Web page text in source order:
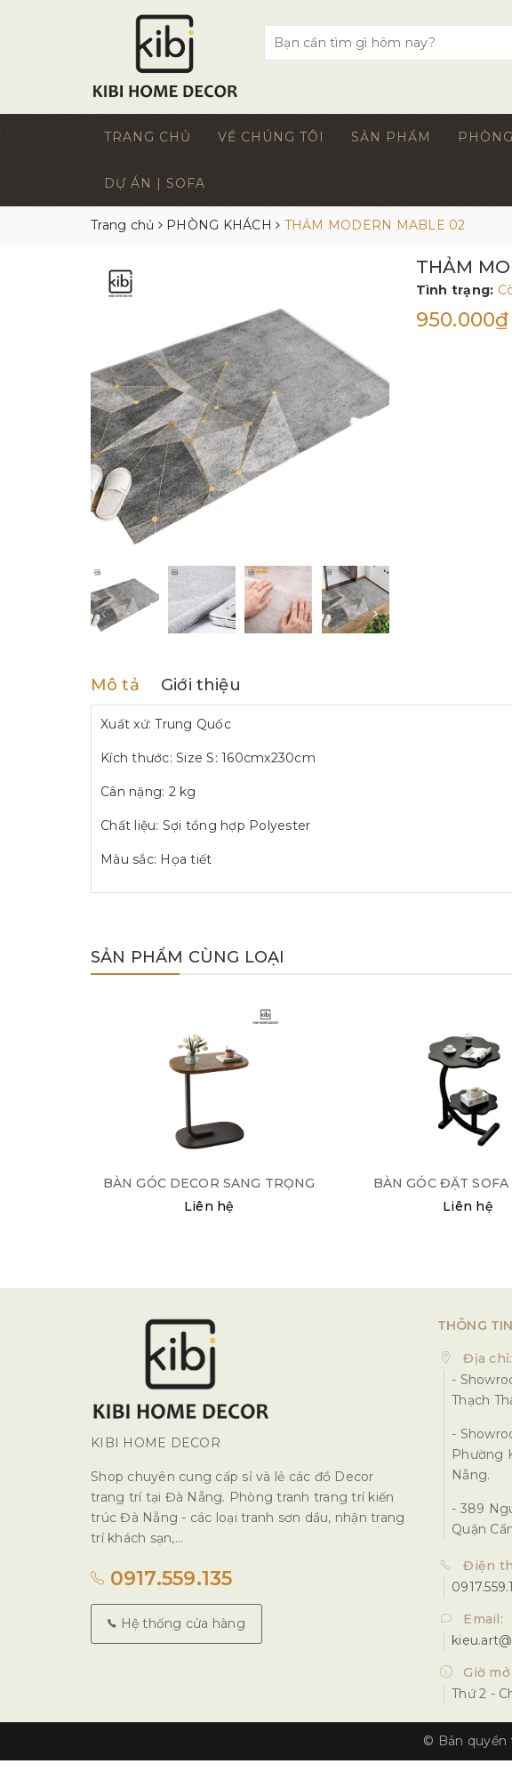
TRANG CHỦ VỀ CHÚNG TÔI SẢN PHẨM
DỰ ÁN | SOFA
Trang chủ PHÒNG KHÁCH THẢM MODERN MABLE 02
THẢM
Tình trạng:
950.000₫
Mô tả Giới thiệu
Xuất xứ: Trung Quốc
Kích thước: Size S: 160cmx230cm
Cân nặng: 2 kg
Chất liệu: Sợi tổng hợp Polyester
Màu sắc: Họa tiết
SẢN PHẨM CÙNG LOẠI
BÀN GÓC DECOR SANG TRỌNG
Liên hệ
BÀN GÓC ĐẶT SOFA
Liên hệ
KIBI HOME DECOR
Shop chuyên cung cấp sỉ và lẻ các đồ Decor
trang trí tại Đà Nẵng. Phòng tranh trang trí kiến
trúc Đà Nẵng - các loại tranh sơn dầu, nhận trang
trí khách sạn,...
0917.559.135
Hệ thống cửa hàng
THÔNG
Địa chỉ:
-
Thạch
-
Phường
Nẵng.
- 389
Quận
Điện
Email:
Giờ mở
Thứ 2 -
© Bản quyền